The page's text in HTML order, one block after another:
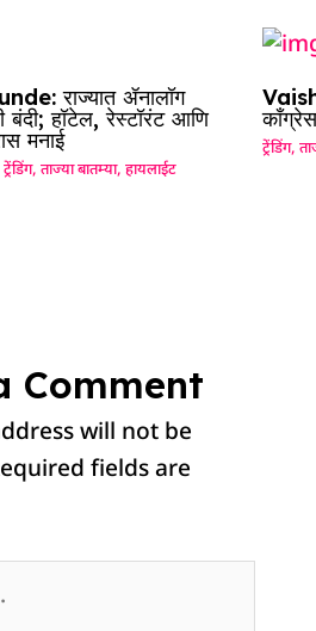
राज्यात ॲनालॉग
बंदी; हॉटेल, रेस्टॉरंट आणि
मनाई
ट्रेंडिंग,ताज्या बातम्या,हायलाईट
ट्रेंडिंग,
Comment
will not be
fields are